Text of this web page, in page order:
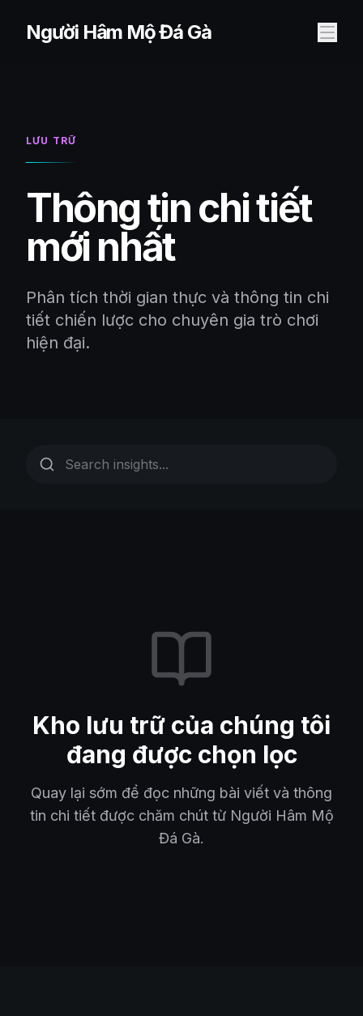
Người Hâm Mộ Đá Gà
LƯU TRỮ
Thông tin chi tiết
mới nhất
Phân tích thời gian thực và thông tin chi
tiết chiến lược cho chuyên gia trò chơi
hiện đại.
Kho lưu trữ của chúng tôi
đang được chọn lọc
Quay lại sớm để đọc những bài viết và thông
tin chi tiết được chăm chút từ Người Hâm Mộ
Đá Gà.